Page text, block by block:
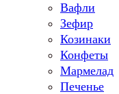
Вафли
Зефир
Козинаки
Конфеты
Мармелад
Печенье